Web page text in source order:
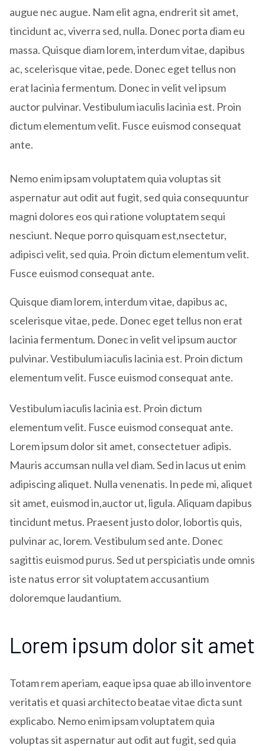
augue nec augue. Nam elit agna, endrerit sit amet,
tincidunt ac, viverra sed, nulla. Donec porta diam eu
massa. Quisque diam lorem, interdum vitae, dapibus
ac, scelerisque vitae, pede. Donec eget tellus non
erat lacinia fermentum. Donec in velit vel ipsum
auctor pulvinar. Vestibulum iaculis lacinia est. Proin
dictum elementum velit. Fusce euismod consequat
ante.
Nemo enim ipsam voluptatem quia voluptas sit
aspernatur aut odit aut fugit, sed quia consequuntur
magni dolores eos qui ratione voluptatem sequi
nesciunt. Neque porro quisquam est,nsectetur,
adipisci velit, sed quia. Proin dictum elementum velit.
Fusce euismod consequat ante.
Quisque diam lorem, interdum vitae, dapibus ac,
scelerisque vitae, pede. Donec eget tellus non erat
lacinia fermentum. Donec in velit vel ipsum auctor
pulvinar. Vestibulum iaculis lacinia est. Proin dictum
elementum velit. Fusce euismod consequat ante.
Vestibulum iaculis lacinia est. Proin dictum
elementum velit. Fusce euismod consequat ante.
Lorem ipsum dolor sit amet, consectetuer adipis.
Mauris accumsan nulla vel diam. Sed in lacus ut enim
adipiscing aliquet. Nulla venenatis. In pede mi, aliquet
sit amet, euismod in,auctor ut, ligula. Aliquam dapibus
tincidunt metus. Praesent justo dolor, lobortis quis,
pulvinar ac, lorem. Vestibulum sed ante. Donec
sagittis euismod purus. Sed ut perspiciatis unde omnis
iste natus error sit voluptatem accusantium
doloremque laudantium.
Lorem ipsum dolor sit amet
Totam rem aperiam, eaque ipsa quae ab illo inventore
veritatis et quasi architecto beatae vitae dicta sunt
explicabo. Nemo enim ipsam voluptatem quia
voluptas sit aspernatur aut odit aut fugit, sed quia